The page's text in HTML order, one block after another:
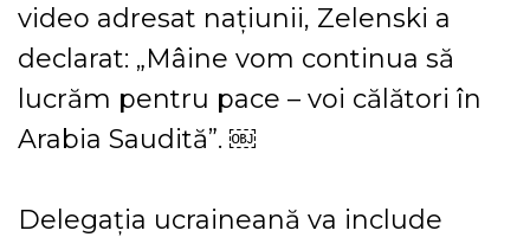
video adresat națiunii, Zelenski a
declarat: „Mâine vom continua să
lucrăm pentru pace – voi călători în
Arabia Saudită”. ￼
Delegația ucraineană va include